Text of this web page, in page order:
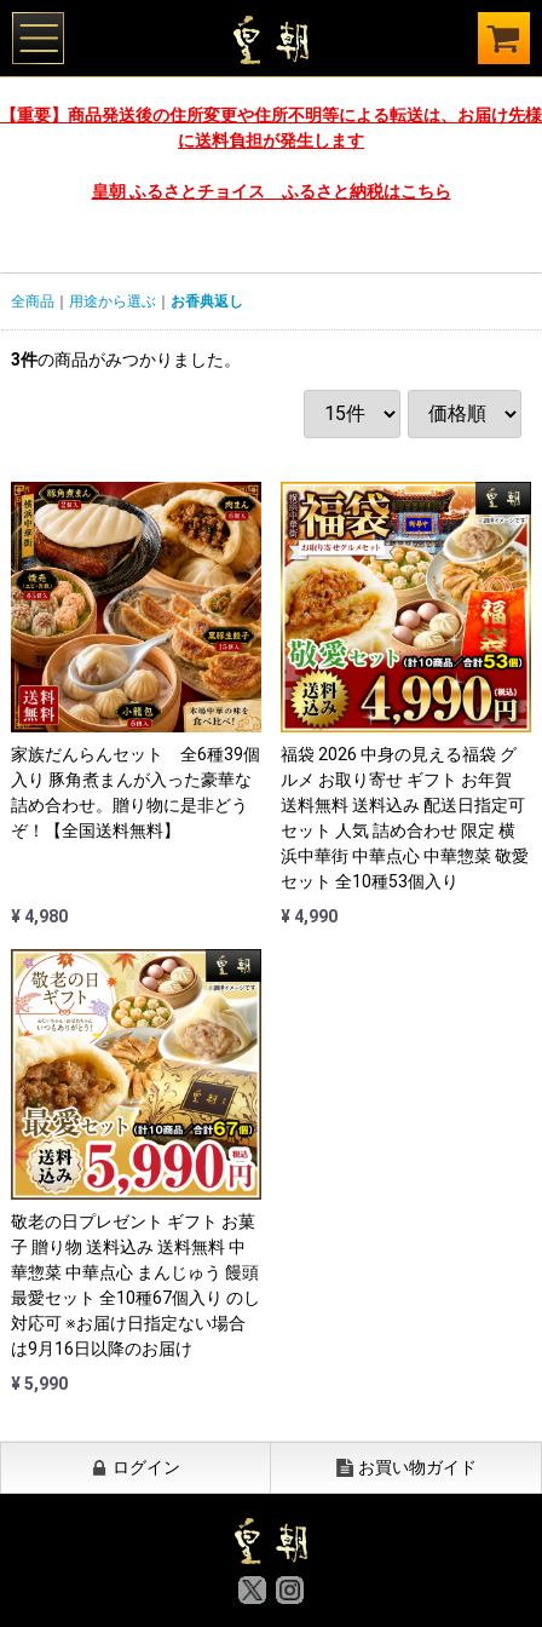
【重要】商品発送後の住所変更や住所不明等による転送は、お届け先様
に送料負担が発生します
皇朝 ふるさとチョイス ふるさと納税はこちら
全商品 用途から選ぶ お香典返し
3件の商品がみつかりました。
家族だんらんセット 全6種39個
入り 豚角煮まんが入った豪華な
詰め合わせ。贈り物に是非どう
ぞ！【全国送料無料】
¥ 4,980
福袋 2026 中身の見える福袋 グ
ルメ お取り寄せ ギフト お年賀
送料無料 送料込み 配送日指定可
セット 人気 詰め合わせ 限定 横
浜中華街 中華点心 中華惣菜 敬愛
セット 全10種53個入り
¥ 4,990
敬老の日プレゼント ギフト お菓
子 贈り物 送料込み 送料無料 中
華惣菜 中華点心 まんじゅう 饅頭
最愛セット 全10種67個入り のし
対応可 ※お届け日指定ない場合
は9月16日以降のお届け
¥ 5,990
ログイン お買い物ガイド